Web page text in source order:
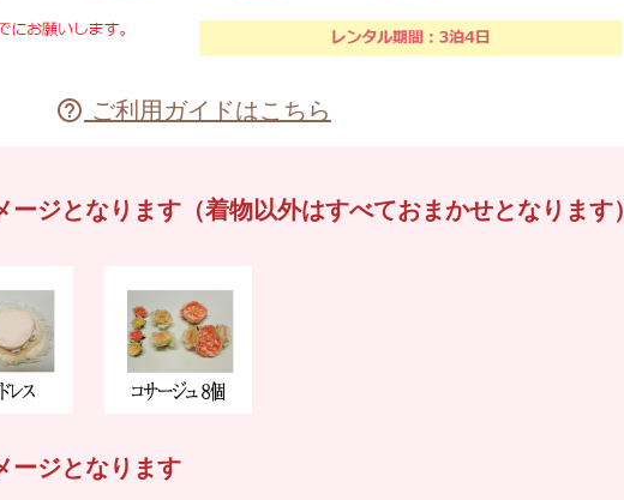
 ご利用ガイドはこちら
ジとなります（着物以外はすべておまかせとなります）
ージとなります